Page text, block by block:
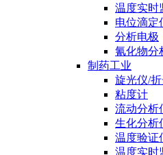
温度实时
电位滴定
分析电极
氰化物分
制药工业
旋光仪/
粘度计
流动分析
生化分析
温度验证
温度实时